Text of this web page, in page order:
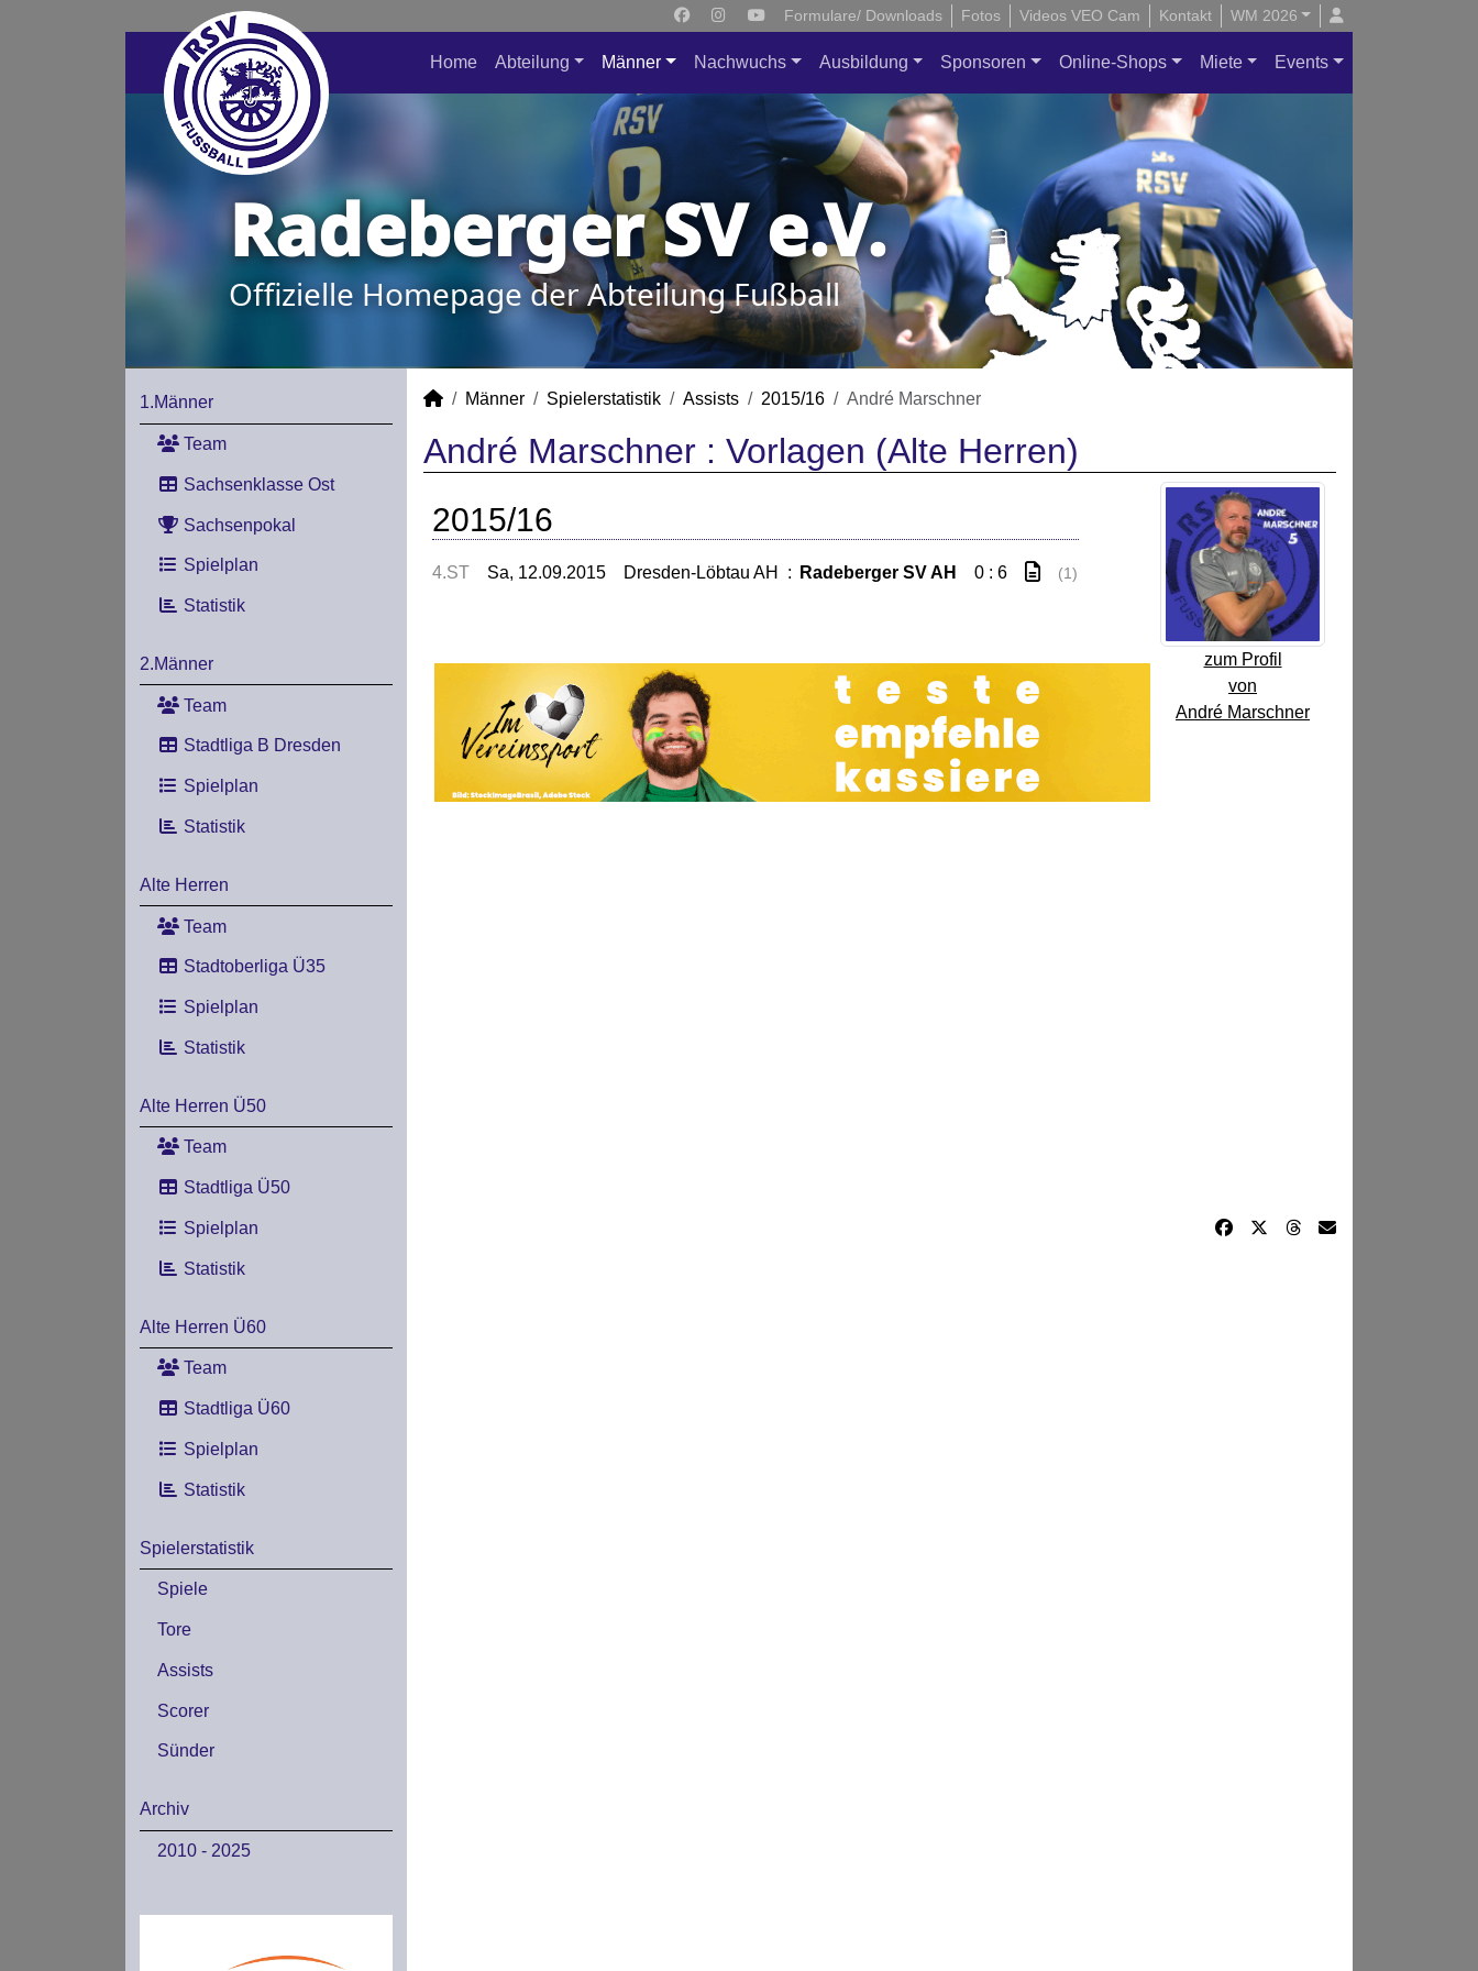
Formulare/ Downloads Fotos Videos VEO Cam Kontakt WM 2026
Home Abteilung Männer Nachwuchs Ausbildung Sponsoren Online-Shops Miete Events
Radeberger SV e.V.
Offizielle Homepage der Abteilung Fußball
1.Männer
Team
Sachsenklasse Ost
Sachsenpokal
Spielplan
Statistik
2.Männer
Team
Stadtliga B Dresden
Spielplan
Statistik
Alte Herren
Team
Stadtoberliga Ü35
Spielplan
Statistik
Alte Herren Ü50
Team
Stadtliga Ü50
Spielplan
Statistik
Alte Herren Ü60
Team
Stadtliga Ü60
Spielplan
Statistik
Spielerstatistik
Spiele
Tore
Assists
Scorer
Sünder
Archiv
2010 - 2025
Männer Spielerstatistik Assists 2015/16 André Marschner
André Marschner : Vorlagen (Alte Herren)
zum Profil
von
André Marschner
2015/16
4.ST Sa, 12.09.2015 Dresden-Löbtau AH : Radeberger SV AH 0 : 6 (1)